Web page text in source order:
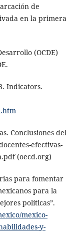
de
en la primera
(OCDE)
Indicators.
Conclusiones del
efectivas-
(oecd.org)
para fomentar
para la
políticas”.
mexico-
y-